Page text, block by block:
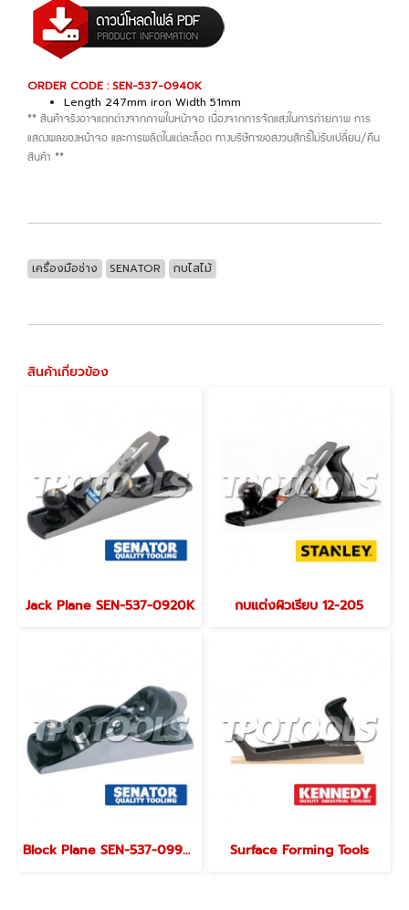
ORDER CODE : SEN-537-0940K
Length 247mm iron Width 51mm
** สินค้าจริงอาจแตกต่างจากภาพในหน้าจอ เนื่องจากการจัดแสงในการถ่ายภาพ การ
แสดงผลของหน้าจอ และการผลิตในแต่ละล็อต ทางบริษัทฯขอสงวนสิทธิ์ไม่รับเปลี่ยน/คืน
สินค้า **
เครื่องมือช่าง SENATOR กบไสไม้
สินค้าเกี่ยวข้อง
Jack Plane SEN-537-0920K กบแต่งผิวเรียบ 12-205
Block Plane SEN-537-0990K Surface Forming Tools